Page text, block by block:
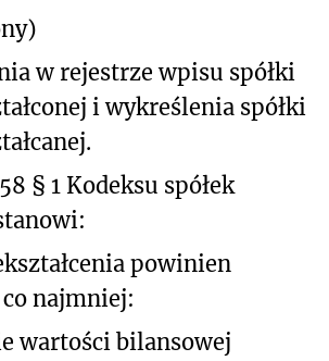
w rejestrze wpisu spółki
i wykreślenia spółki
§ 1 Kodeksu spółek
powinien
najmniej:
wartości bilansowej